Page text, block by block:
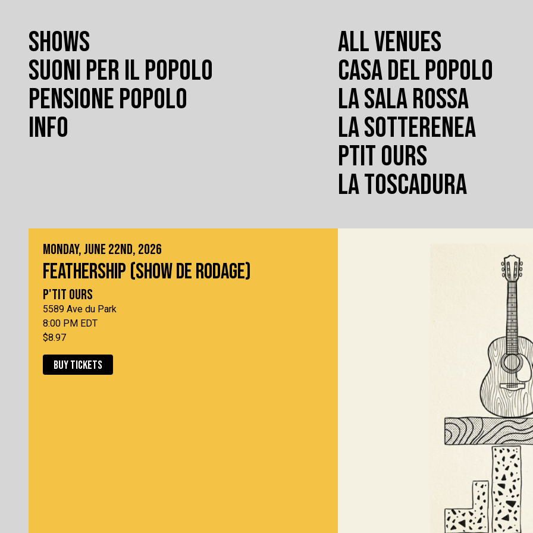
SHOWS
SUONI PER IL POPOLO
PENSIONE POPOLO
INFO
ALL VENUES
CASA DEL POPOLO
LA SALA ROSSA
LA SOTTERENEA
PTIT OURS
LA TOSCADURA
MONDAY, JUNE 22ND, 2026
FEATHERSHIP (SHOW DE RODAGE)
P'TIT OURS
5589 Ave du Park
8:00 PM EDT
$8.97
BUY TICKETS